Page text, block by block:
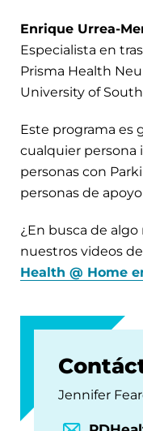
Enrique Urrea-
Especialista en
Prisma Health
University of
Este programa es
cualquier persona
personas con
personas de
¿En busca de
nuestros videos de
Health @ Home
Jennifer